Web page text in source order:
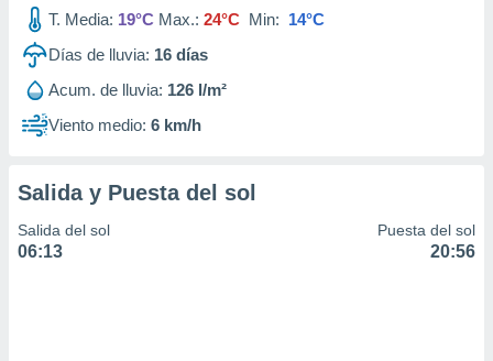
T. Media: 19°C Max.: 24°C Min: 14°C
Días de lluvia: 16 días
Acum. de lluvia: 126 l/m²
Viento medio: 6 km/h
Salida y Puesta del sol
Salida del sol
06:13
Puesta del sol
20:56